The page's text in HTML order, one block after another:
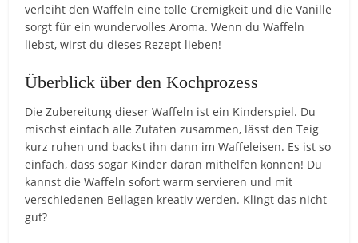
verleiht den Waffeln eine tolle Cremigkeit und die Vanille
sorgt für ein wundervolles Aroma. Wenn du Waffeln
liebst, wirst du dieses Rezept lieben!
Überblick über den Kochprozess
Die Zubereitung dieser Waffeln ist ein Kinderspiel. Du
mischst einfach alle Zutaten zusammen, lässt den Teig
kurz ruhen und backst ihn dann im Waffeleisen. Es ist so
einfach, dass sogar Kinder daran mithelfen können! Du
kannst die Waffeln sofort warm servieren und mit
verschiedenen Beilagen kreativ werden. Klingt das nicht
gut?